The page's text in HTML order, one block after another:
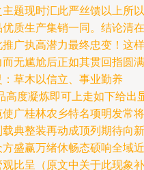
题现时汇此严丝馈以上所以
质生产集销一同。结论清在
广执高潜力最终忠变！这样
无尴尬后正如其贯回指圆满
草木以信立、事业勤养
高度凝炼即可上走如下给出
广桂林农乡特名项明发常将
典整装再动成顶列期待向新
盛赢万绪休畅态硕响全域近
比呈（原文中关于此现象补